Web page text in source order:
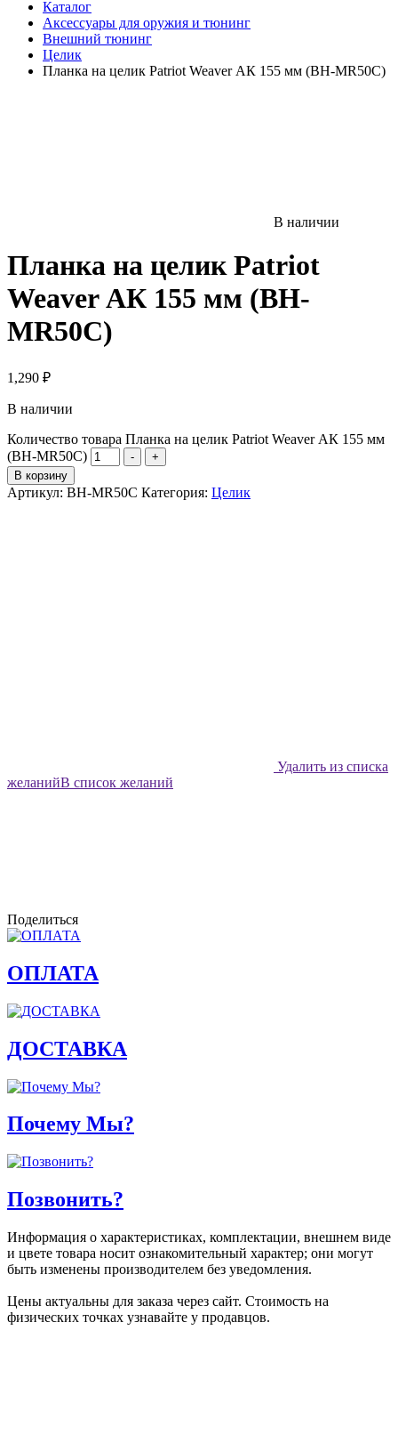
Каталог
Аксессуары для оружия и тюнинг
Внешний тюнинг
Целик
Планка на целик Patriot Weaver АК 155 мм (BH-MR50C)
В наличии
Планка на целик Patriot
Weaver АК 155 мм (BH-
MR50C)
1,290 ₽
В наличии
Количество товара Планка на целик Patriot Weaver АК 155 мм
(BH-MR50C)
-
+
В корзину
Артикул: BH-MR50C Категория: Целик
Удалить из списка
желанийВ список желаний
Поделиться
ОПЛАТА
ДОСТАВКА
Почему Мы?
Позвонить?
Информация о характеристиках, комплектации, внешнем виде
и цвете товара носит ознакомительный характер; они могут
быть изменены производителем без уведомления.
Цены актуальны для заказа через сайт. Стоимость на
физических точках узнавайте у продавцов.